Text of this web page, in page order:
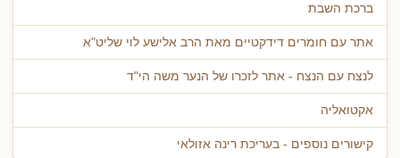
ברכת השבת
אתר עם חומרים דידקטיים מאת הרב אלישע לוי שליט"א
לנצח עם הנצח - אתר לזכרו של הנער משה הי"ד
אקטואליה
קישורים נוספים - בעריכת רינה אזולאי